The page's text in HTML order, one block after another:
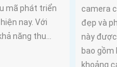
mã phát triển
nay. Với
năng thu...
camera
đẹp và
này
bao gồm
khoảng